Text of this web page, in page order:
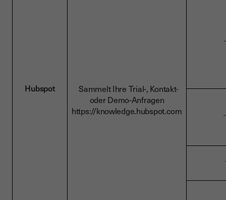
Hubspot
Sammelt Ihre Trial-, Kontakt-
oder Demo-Anfragen
https://knowledge.hubspot.com